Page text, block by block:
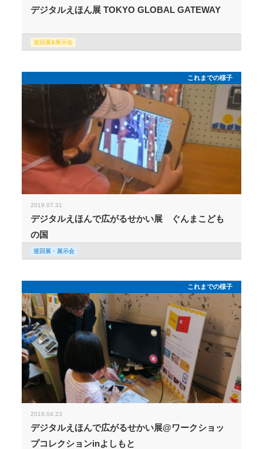
デジタルえほん展 TOKYO GLOBAL GATEWAY
巡回展&展示会
これまでの様子
2019.07.31
デジタルえほんで広がるせかい展 ぐんまこども
の国
巡回展・展示会
これまでの様子
2019.04.23
デジタルえほんで広がるせかい展@ワークショッ
プコレクションinよしもと